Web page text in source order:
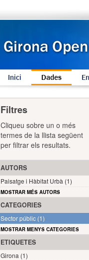
Inici Dades
Filtres
Cliqueu sobre un o més
termes de la llista següent
per filtrar els resultats.
AUTORS
Paisatge i Hàbitat Urbà (1)
MOSTRAR MÉS AUTORS
CATEGORIES
Sector públic (1)
MOSTRAR MENYS CATEGORIES
ETIQUETES
Girona (1)